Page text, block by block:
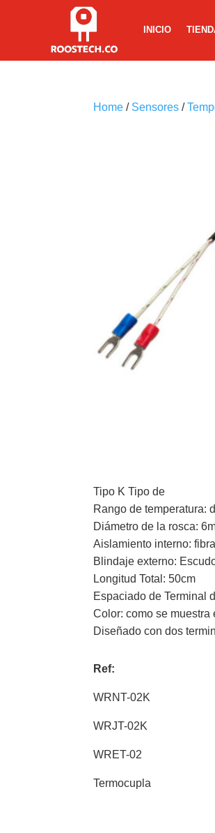
INICIO
Home / Sensores /
Tipo K Tipo de
Rango de temperatura:
Diámetro de la rosca:
Aislamiento interno:
Blindaje externo:
Longitud Total: 50cm
Espaciado de Terminal
Color: como se muestra
Diseñado con dos
Ref:
WRNT-02K
WRJT-02K
WRET-02
Termocupla